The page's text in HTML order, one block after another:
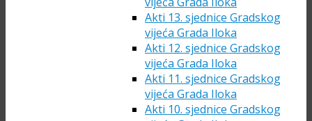
Akti 13. sjednice Gradskog
vijeća Grada Iloka
Akti 12. sjednice Gradskog
vijeća Grada Iloka
Akti 11. sjednice Gradskog
vijeća Grada Iloka
Akti 10. sjednice Gradskog